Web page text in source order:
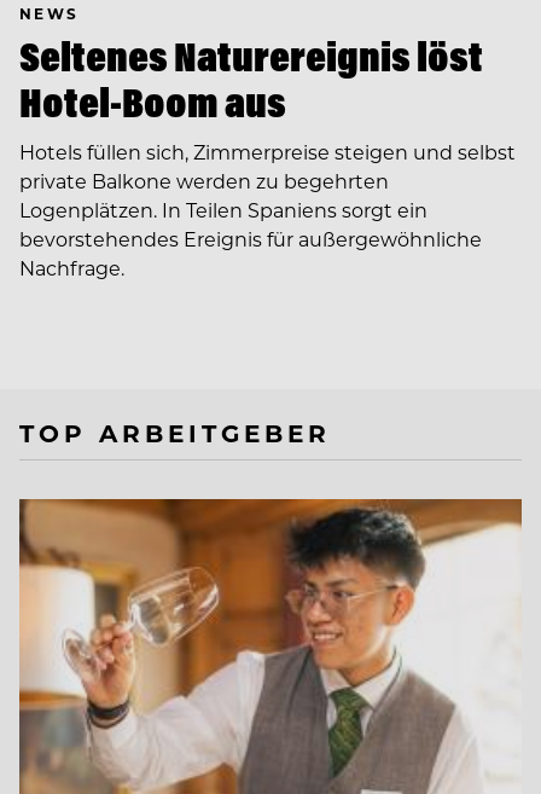
NEWS
Seltenes Naturereignis löst
Hotel-Boom aus
Hotels füllen sich, Zimmerpreise steigen und selbst
private Balkone werden zu begehrten
Logenplätzen. In Teilen Spaniens sorgt ein
bevorstehendes Ereignis für außergewöhnliche
Nachfrage.
TOP ARBEITGEBER